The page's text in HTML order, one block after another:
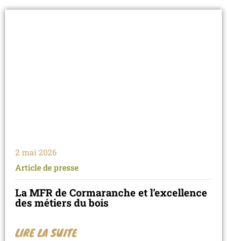
2 mai 2026
Article de presse
La MFR de Cormaranche et l’excellence
des métiers du bois
LIRE LA SUITE